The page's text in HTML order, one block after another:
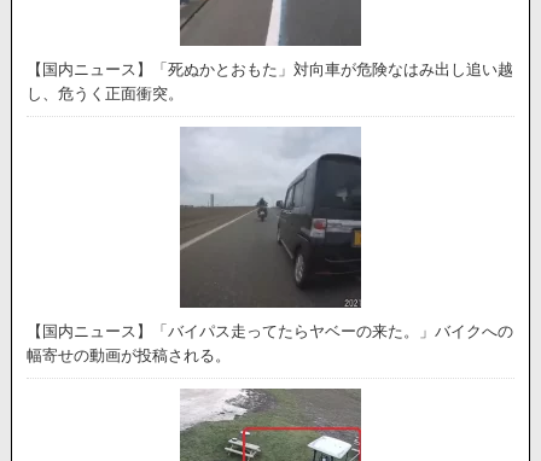
【国内ニュース】「死ぬかとおもた」対向車が危険なはみ出し追い越
し、危うく正面衝突。
【国内ニュース】「バイパス走ってたらヤベーの来た。」バイクへの
幅寄せの動画が投稿される。